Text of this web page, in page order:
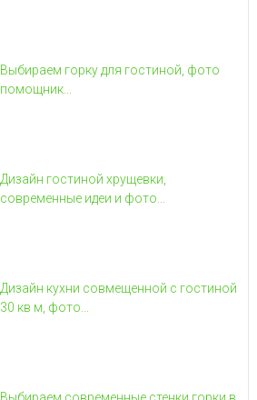
Выбираем горку для гостиной, фото
помощник...
Дизайн гостиной хрущевки,
современные идеи и фото...
Дизайн кухни совмещенной с гостиной
30 кв м, фото...
Выбираем современные стенки горки в